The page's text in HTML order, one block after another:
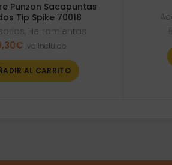
Punzon Sacapuntas
Tip Spike 70018
, Herramientas
€ Iva incluido
AL CARRITO